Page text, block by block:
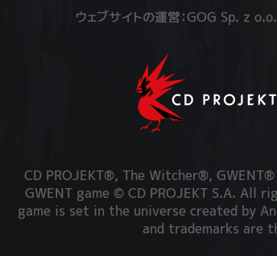
ウェブサイトの運営：GOG Sp. z
CD PROJEKT®, The Witcher®,
GWENT game © CD PROJEKT S.A. All
game is set in the universe created by
and trademarks are